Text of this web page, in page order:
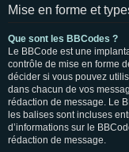
Mise en forme et
Que sont les BBCodes ?
Le BBCode est une
contrôle de mise en forme
décider si vous pouvez
dans chacun de vos
rédaction de message. Le
les balises sont incluses
d’informations sur le
rédaction de message.